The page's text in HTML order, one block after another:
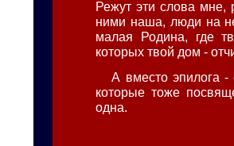
Режут эти слова мне,
ними наша, люди на
малая Родина, где
которых твой дом -
А вместо эпилога
которые тоже
одна.